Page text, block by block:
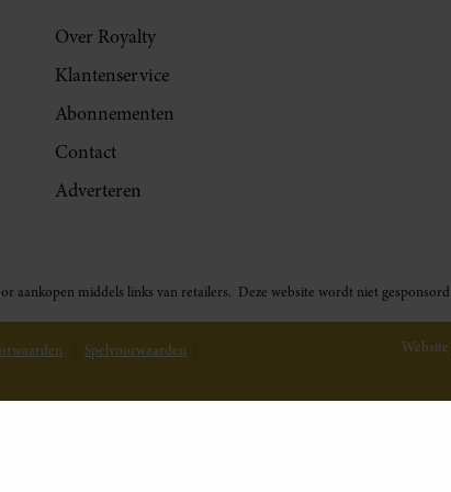
Over Royalty
Klantenservice
Abonnementen
Contact
Adverteren
middels links van retailers. Deze website wordt niet
Spelvoorwaarden